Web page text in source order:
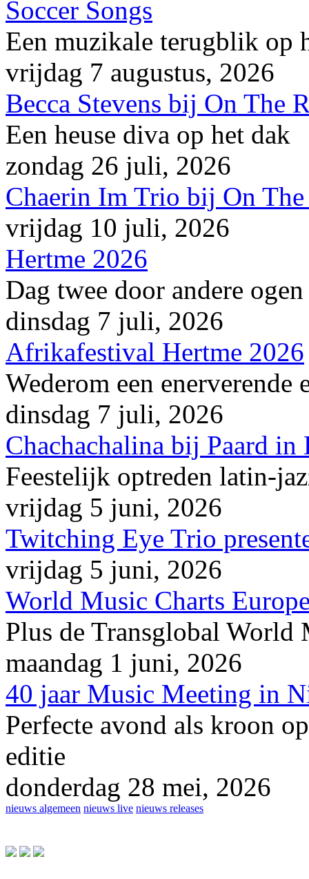
Soccer Songs
Een muzikale terugblik op
vrijdag 7 augustus, 2026
Becca Stevens bij On The
Een heuse diva op het dak
zondag 26 juli, 2026
Chaerin Im Trio bij On
vrijdag 10 juli, 2026
Hertme 2026
Dag twee door andere
dinsdag 7 juli, 2026
Afrikafestival Hertme 2026
Wederom een enerverende
dinsdag 7 juli, 2026
Chachachalina bij Paard in
Feestelijk optreden latin-
vrijdag 5 juni, 2026
Twitching Eye Trio
vrijdag 5 juni, 2026
World Music Charts
Plus de Transglobal World
maandag 1 juni, 2026
40 jaar Music Meeting in
Perfecte avond als kroon
editie
donderdag 28 mei, 2026
nieuws algemeen nieuws live nieuws releases